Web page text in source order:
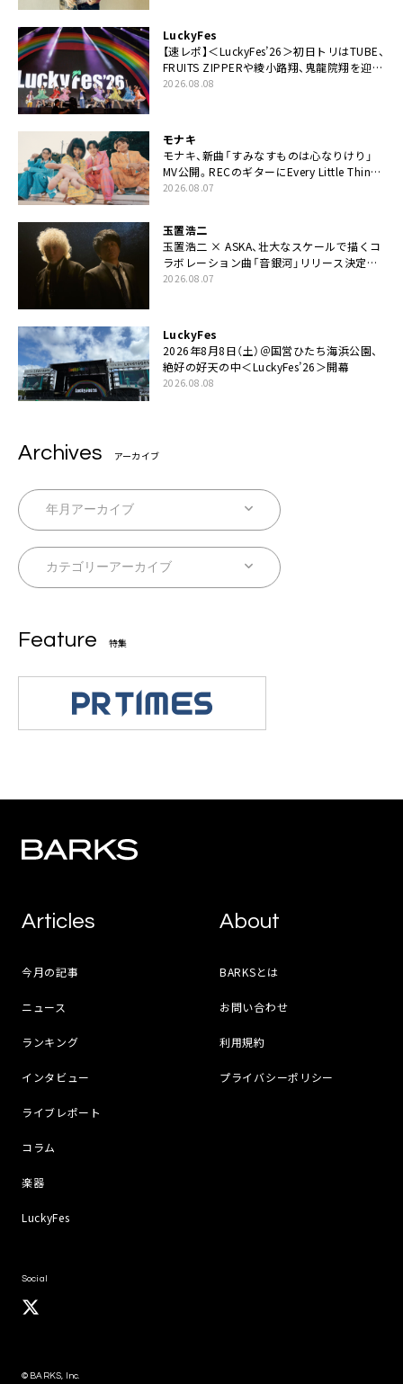
LuckyFes
【速レポ】＜LuckyFes’26＞初日トリはTUBE、
FRUITS ZIPPERや綾小路翔、鬼龍院翔を迎え
た豪華コラボも「知ってたらぜひ一緒に歌っ
2026.08.08
モナキ
モナキ、新曲「すみなすものは心なりけり」
MV公開。RECのギターにEvery Little Thing・
伊藤一朗参加も
2026.08.07
玉置浩二
玉置浩二 × ASKA、壮大なスケールで描くコ
ラボレーション曲「音銀河」リリース決定。
カップリングには新曲「命の宿り」収録も
2026.08.07
LuckyFes
2026年8月8日（土）＠国営ひたち海浜公園、
絶好の好天の中＜LuckyFes’26＞開幕
2026.08.08
Archives アーカイブ
Feature 特集
Articles
今月の記事
ニュース
ランキング
インタビュー
ライブレポート
コラム
楽器
LuckyFes
About
BARKSとは
お問い合わせ
利用規約
プライバシーポリシー
Social
© BARKS, Inc.